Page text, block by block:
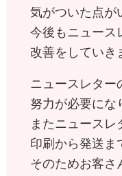
気がついた点が
今後もニュース
改善をしていき
ニュースレター
努力が必要にな
またニュースレ
印刷から発送ま
そのためお客さ